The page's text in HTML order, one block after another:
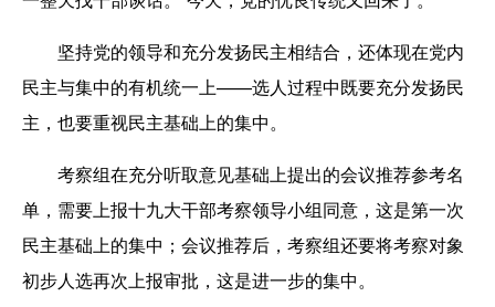
坚持党的领导和充分发扬民主相结合，还体现在党内
民主与集中的有机统一上——选人过程中既要充分发扬民
主，也要重视民主基础上的集中。
考察组在充分听取意见基础上提出的会议推荐参考名
单，需要上报十九大干部考察领导小组同意，这是第一次
民主基础上的集中；会议推荐后，考察组还要将考察对象
初步人选再次上报审批，这是进一步的集中。